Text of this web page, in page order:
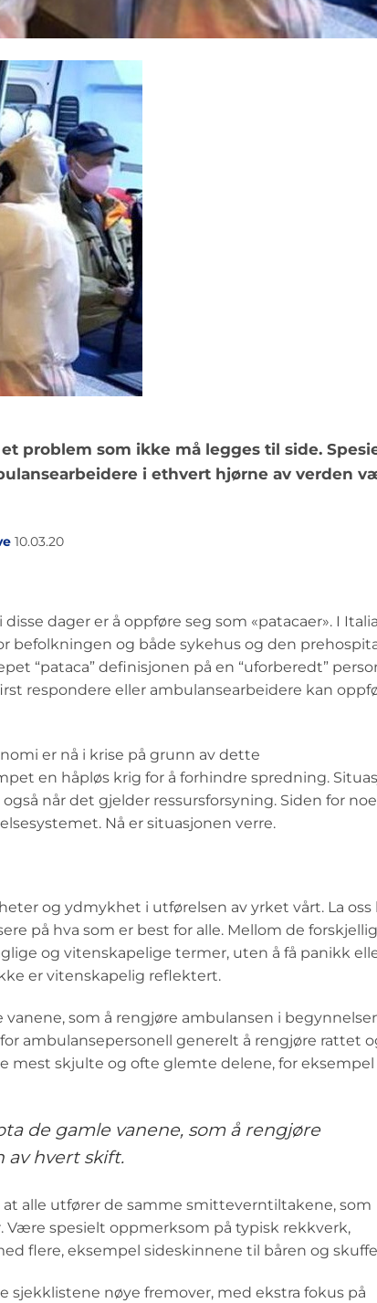
problem som ikke må legges til side.
i ethvert hjørne av verden
10.03.20
dager er å oppføre seg som «patacaer». I Italia
befolkningen og både sykehus og den
“pataca” definisjonen på en “uforberedt”
respondere eller ambulansearbeidere kan
er nå i krise på grunn av dette
en håpløs krig for å forhindre spredning.
når det gjelder ressursforsyning. Siden for
Nå er situasjonen verre.
og ydmykhet i utførelsen av yrket vårt. La oss
på hva som er best for alle. Mellom de
og vitenskapelige termer, uten å få panikk
er vitenskapelig reflektert.
som å rengjøre ambulansen i
ambulansepersonell generelt å rengjøre rattet
mest skjulte og ofte glemte delene, for eksempel
de gamle vanene, som å rengjøre
av hvert skift.
alle utfører de samme smitteverntiltakene, som
Være spesielt oppmerksom på typisk rekkverk,
flere, eksempel sideskinnene til båren og
nøye fremover, med ekstra fokus på